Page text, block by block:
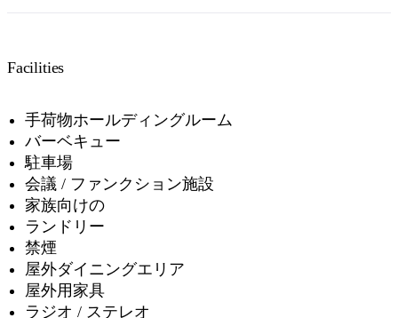
Facilities
手荷物ホールディングルーム
バーベキュー
駐車場
会議 / ファンクション施設
家族向けの
ランドリー
禁煙
屋外ダイニングエリア
屋外用家具
ラジオ / ステレオ